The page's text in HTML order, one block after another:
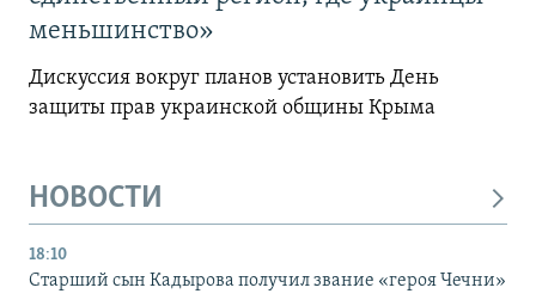
меньшинство»
Дискуссия вокруг планов установить День
защиты прав украинской общины Крыма
НОВОСТИ
18:10
Старший сын Кадырова получил звание «героя Чечни»